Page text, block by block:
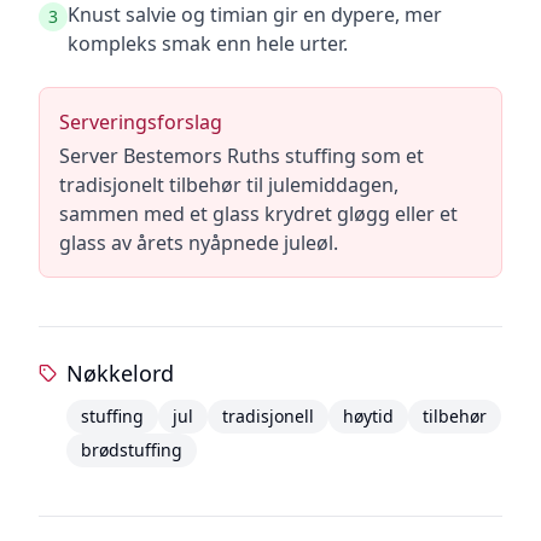
3 Knust salvie og timian gir en dypere, mer
kompleks smak enn hele urter.
Serveringsforslag
Server Bestemors Ruths stuffing som et
tradisjonelt tilbehør til julemiddagen,
sammen med et glass krydret gløgg eller et
glass av årets nyåpnede juleøl.
Nøkkelord
stuffing jul tradisjonell høytid
tilbehør
brødstuffing